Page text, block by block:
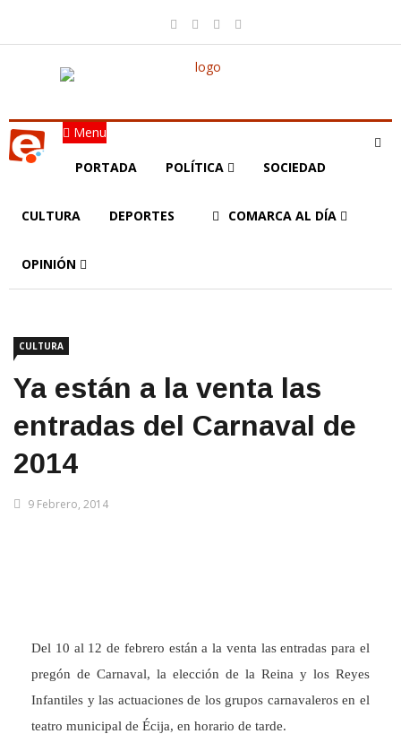
Menu
PORTADA POLÍTICA SOCIEDAD
CULTURA DEPORTES COMARCA AL DÍA
OPINIÓN
CULTURA
Ya están a la venta las
entradas del Carnaval de
2014
9 Febrero, 2014
Del 10 al 12 de febrero están a la venta las entradas para el
pregón de Carnaval, la elección de la Reina y los Reyes
Infantiles y las actuaciones de los grupos carnavaleros en el
teatro municipal de Écija, en horario de tarde.